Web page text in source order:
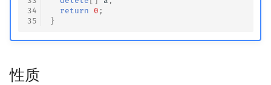
34
35
return
0 ;
}
性质